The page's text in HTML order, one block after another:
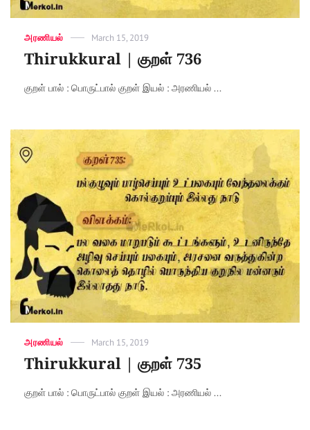
Categories
அரணியல்
Posted
March 15, 2019
Thirukkural | குறள் 736
குறள் பால் : பொருட்பால் குறள் இயல் : அரணியல் ...
Categories
அரணியல்
Posted
March 15, 2019
Thirukkural | குறள் 735
குறள் பால் : பொருட்பால் குறள் இயல் : அரணியல் ...